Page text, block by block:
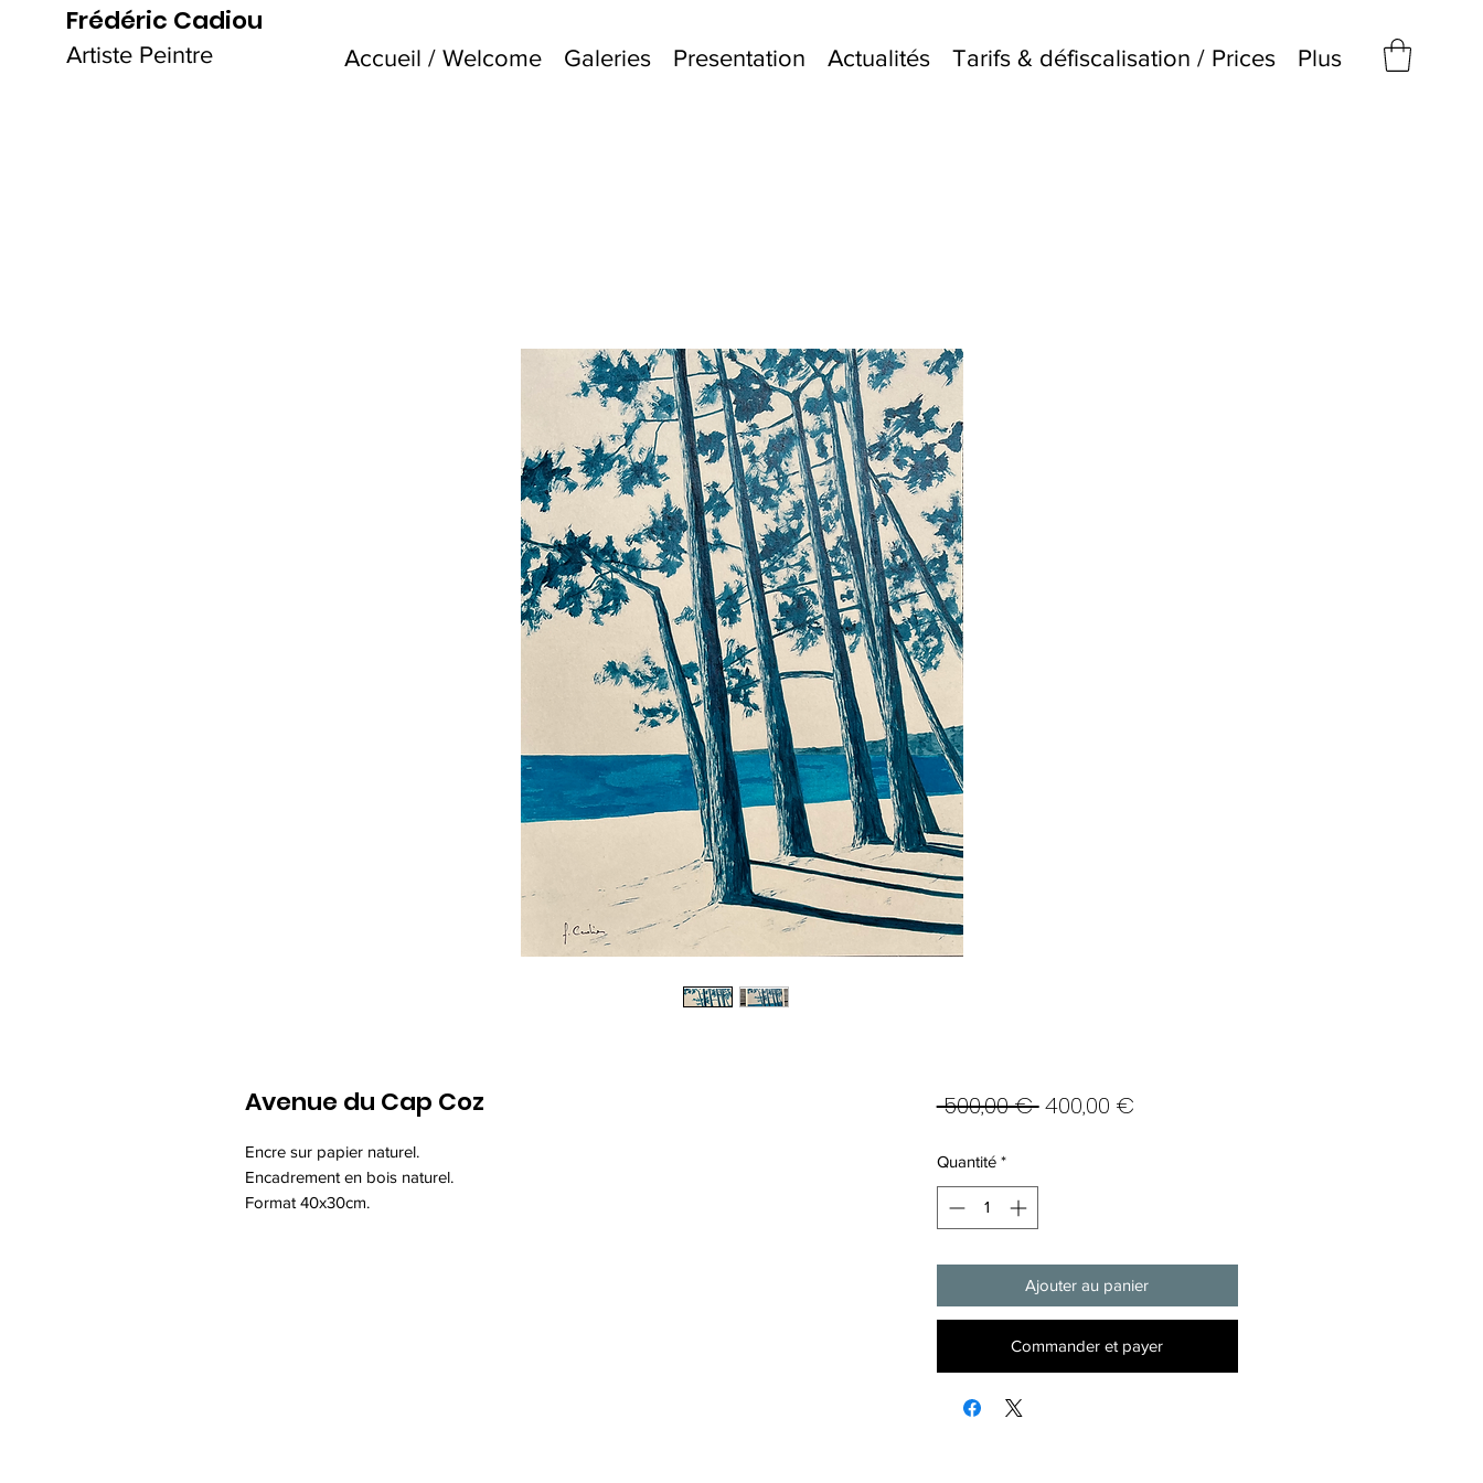
Frédéric Cadiou
Artiste Peintre Accueil / Welcome Galeries Presentation Actualités Tarifs & défiscalisation / Prices Plus
Avenue du Cap Coz
Encre sur papier naturel.
Encadrement en bois naturel.
Format 40x30cm.
500,00 € Prix
400,00 €Prix
Quantité *
Ajouter au panier
Commander et payer